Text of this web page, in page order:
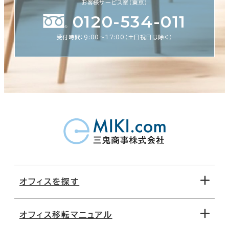
お客様サービス室（東京）
0120-534-011
受付時間：9:00〜17:00（土日祝日は除く）
オフィスを探す
オフィス移転マニュアル